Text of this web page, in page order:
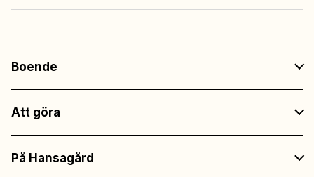
Boende
Att göra
På Hansagård